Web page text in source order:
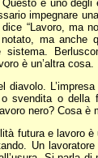
è uno
impegnare
dice “Lavoro, ma
ma anche
sistema.
è un’altra cosa.
diavolo.
svendita o della
nero? Cosa è
futura e lavoro
Un